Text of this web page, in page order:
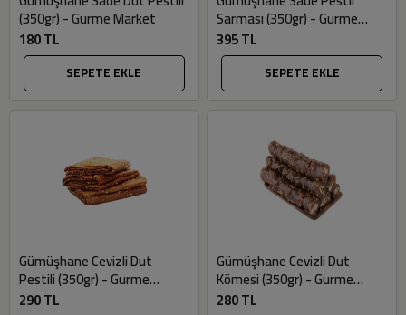
(350gr) - Gurme Market
180 TL
SEPETE EKLE
Sarması (350gr) - Gurme
Market
395 TL
SEPETE EKLE
Gümüşhane Cevizli Dut
Pestili (350gr) - Gurme
Market
290 TL
Gümüşhane Cevizli Dut
Kömesi (350gr) - Gurme
Market
280 TL